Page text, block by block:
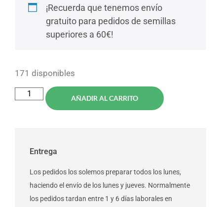
¡Recuerda que tenemos envío
gratuito para pedidos de semillas
superiores a 60€!
171 disponibles
AÑADIR AL CARRITO
Entrega
Los pedidos los solemos preparar todos los lunes,
haciendo el envío de los lunes y jueves. Normalmente
los pedidos tardan entre 1 y 6 días laborales en